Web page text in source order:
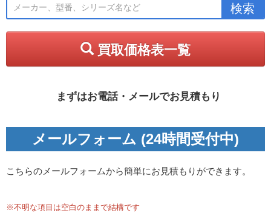
買取価格表一覧
まずはお電話・メールでお見積もり
メールフォーム (24時間受付中)
こちらのメールフォームから簡単にお見積もりができます。
※不明な項目は空白のままで結構です